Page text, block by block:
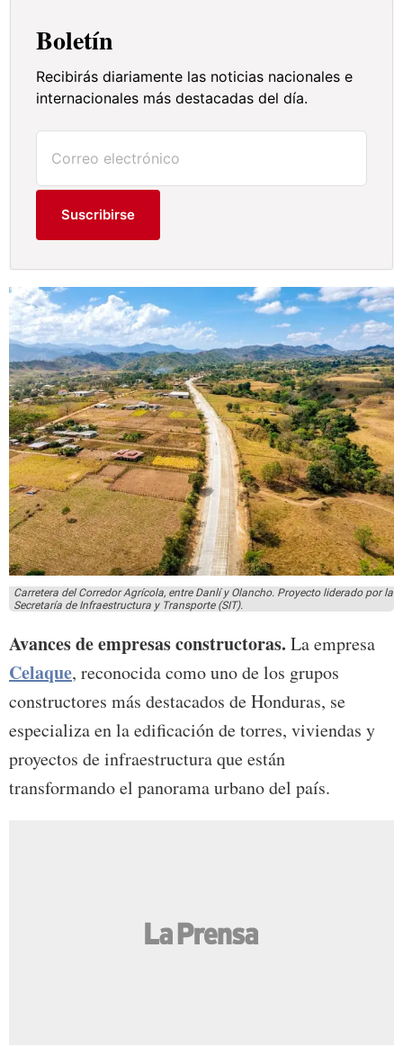
Boletín
Recibirás diariamente las noticias nacionales e
internacionales más destacadas del día.
Suscribirse
Carretera del Corredor Agrícola, entre Danlí y Olancho. Proyecto liderado por la
Secretaría de Infraestructura y Transporte (SIT).
Avances de empresas constructoras. La empresa
Celaque, reconocida como uno de los grupos
constructores más destacados de Honduras, se
especializa en la edificación de torres, viviendas y
proyectos de infraestructura que están
transformando el panorama urbano del país.